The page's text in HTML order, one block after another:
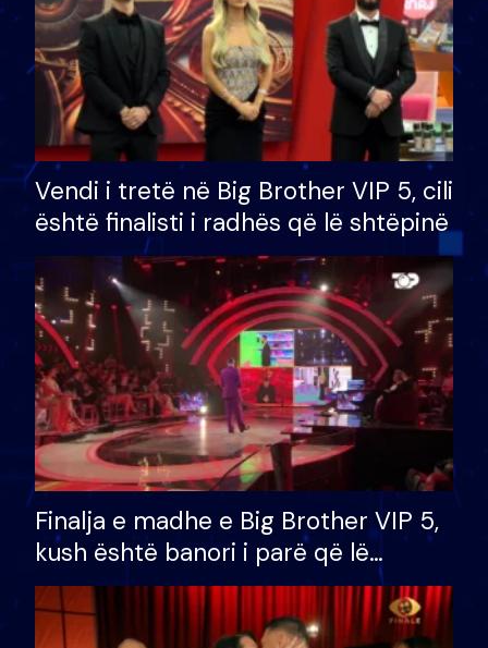
Vendi i tretë në Big Brother VIP 5, cili
është finalisti i radhës që lë shtëpinë
Finalja e madhe e Big Brother VIP 5,
kush është banori i parë që lë
shtëpinë dhe humb mundësinë për
të fituar çmimin e madh